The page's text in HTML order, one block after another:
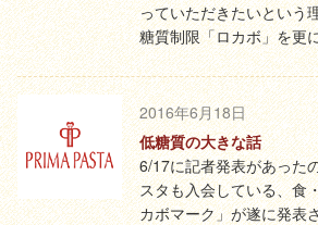
っていただきたいという
糖質制限「ロカボ」を更
2016年6月18日
低糖質の大きな話
6/17に記者発表があった
スタも入会している、食
カボマーク」が遂に発